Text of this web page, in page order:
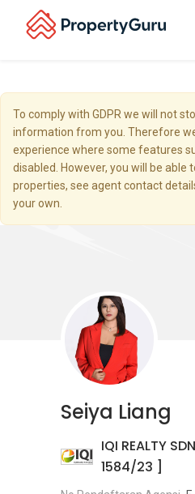
To comply with GDPR we will not
information from you. Therefore
experience where some features
disabled. However, you will be able
properties, see agent contact
your own.
Seiya Liang
IQI REALTY
1584/23 ]